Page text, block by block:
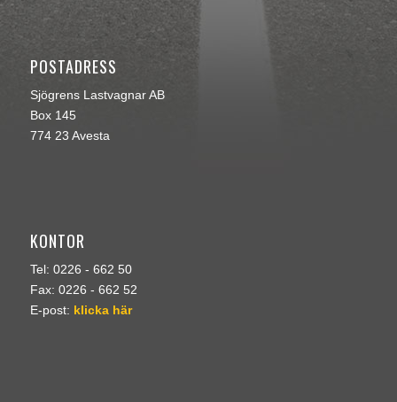
POSTADRESS
Sjögrens Lastvagnar AB
Box 145
774 23 Avesta
KONTOR
Tel: 0226 - 662 50
Fax: 0226 - 662 52
E-post: klicka här